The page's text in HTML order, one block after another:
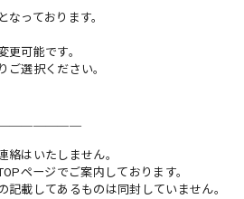
なっております。
更可能です。
ご選択ください。
絡はいたしません。
ページでご案内しております。
記載してあるものは同封していません。